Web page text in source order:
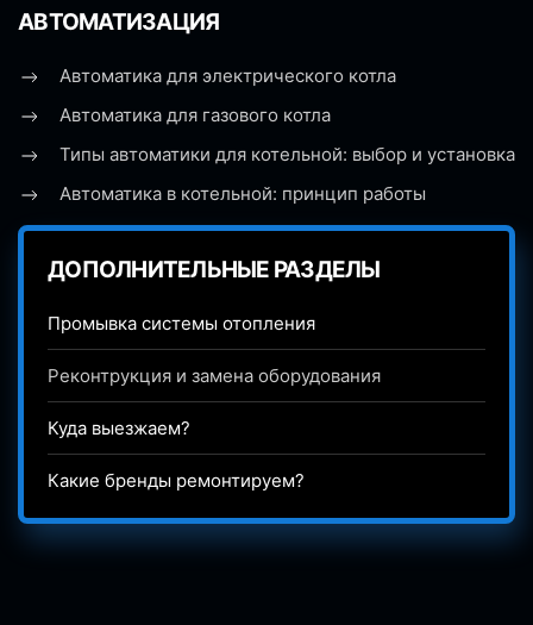
АВТОМАТИЗАЦИЯ
Автоматика для электрического котла
Автоматика для газового котла
Типы автоматики для котельной: выбор и установка
Автоматика в котельной: принцип работы
ДОПОЛНИТЕЛЬНЫЕ РАЗДЕЛЫ
Промывка системы отопления
Реконтрукция и замена оборудования
Куда выезжаем?
Какие бренды ремонтируем?